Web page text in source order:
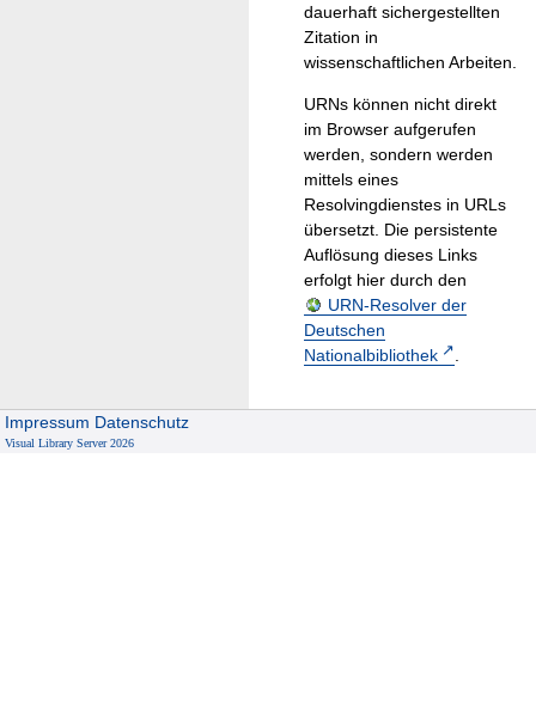
dauerhaft sichergestellten
Zitation in
wissenschaftlichen Arbeiten.
URNs können nicht direkt
im Browser aufgerufen
werden, sondern werden
mittels eines
Resolvingdienstes in URLs
übersetzt. Die persistente
Auflösung dieses Links
erfolgt hier durch den
URN-Resolver der
Deutschen
Nationalbibliothek
.
Impressum Datenschutz
Visual Library Server 2026